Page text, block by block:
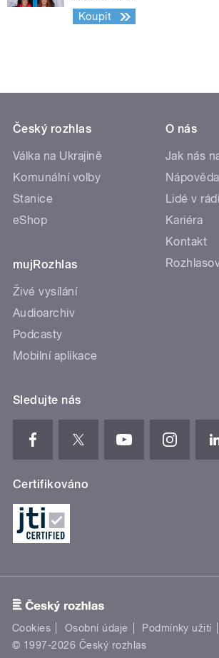
Koupit
Český rozhlas
Válka na Ukrajině
Komunální volby
Stanice
eShop
mujRozhlas
Živé vysílání
Audioarchiv
Podcasty
Mobilní aplikace
O nás
Jak nás
Nápověda
Lidé v
Kariéra
Kontakt
Sledujte nás
Certifikováno
Cookies Osobní údaje Podmínky užití
© 1997-2026 Český rozhlas